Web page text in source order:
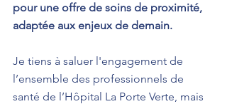
pour une offre de soins de proximité,
adaptée aux enjeux de demain.
Je tiens à saluer l'engagement de
l’ensemble des professionnels de
santé de l’Hôpital La Porte Verte, mais